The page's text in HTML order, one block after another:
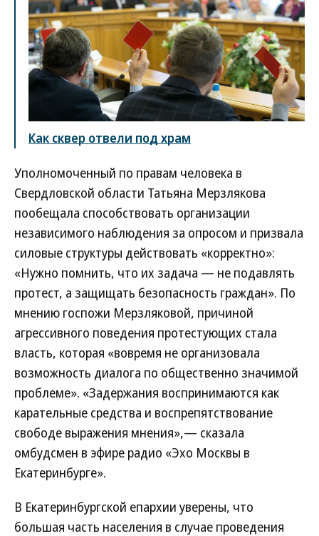
Как сквер отвели под храм
Уполномоченный по правам человека в
Свердловской области Татьяна Мерзлякова
пообещала способствовать организации
независимого наблюдения за опросом и призвала
силовые структуры действовать «корректно»:
«Нужно помнить, что их задача — не подавлять
протест, а защищать безопасность граждан». По
мнению госпожи Мерзляковой, причиной
агрессивного поведения протестующих стала
власть, которая «вовремя не организовала
возможность диалога по общественно значимой
проблеме». «Задержания воспринимаются как
карательные средства и воспрепятствование
свободе выражения мнения»,— сказала
омбудсмен в эфире радио «Эхо Москвы в
Екатеринбурге».
В Екатеринбургской епархии уверены, что
большая часть населения в случае проведения